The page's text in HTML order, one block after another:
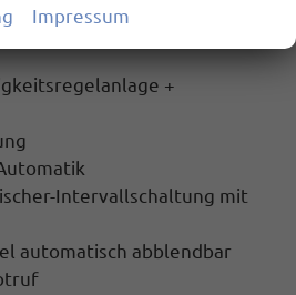
Stabilisierungsprogramm
+
Intervallschaltung mit
automatisch abblendbar
Impressum